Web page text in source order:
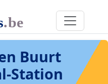
Buurt
Station